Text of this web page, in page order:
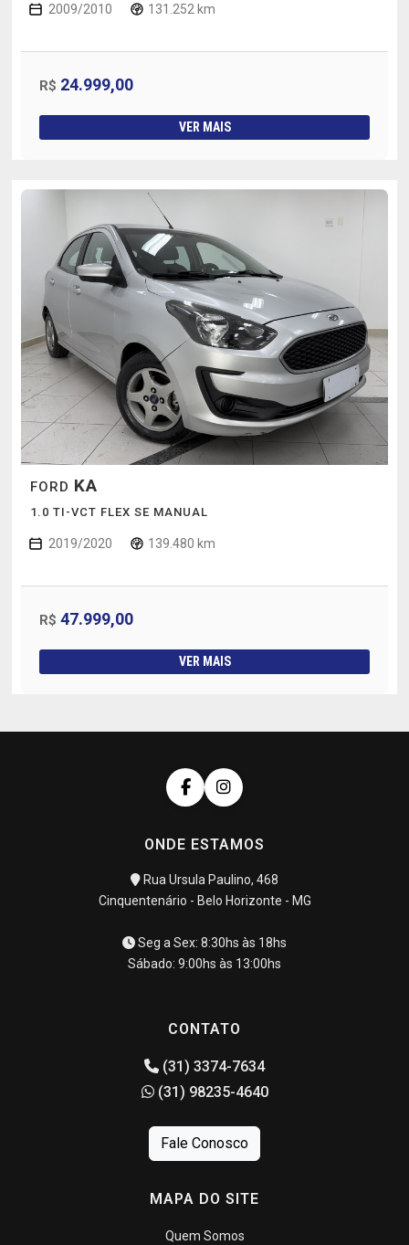
2009/2010 131.252 km
R$ 24.999,00
VER MAIS
FORD KA
1.0 TI-VCT FLEX SE MANUAL
2019/2020 139.480 km
R$ 47.999,00
VER MAIS
ONDE ESTAMOS
Rua Ursula Paulino, 468
Cinquentenário - Belo Horizonte - MG
Seg a Sex: 8:30hs às 18hs
Sábado: 9:00hs às 13:00hs
CONTATO
(31) 3374-7634
(31) 98235-4640
Fale Conosco
MAPA DO SITE
Quem Somos